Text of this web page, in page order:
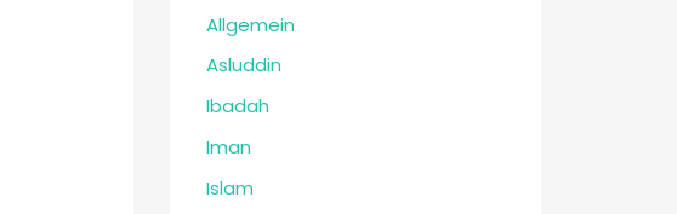
Allgemein
Asluddin
Ibadah
Iman
Islam